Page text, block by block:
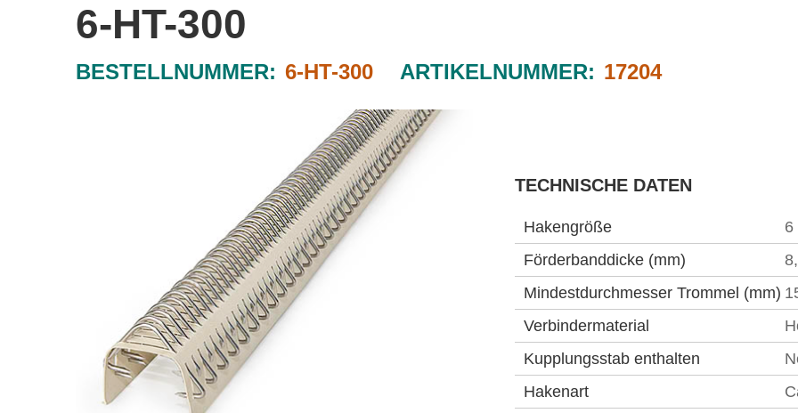
6-HT-300
BESTELLNUMMER: 6-HT-300 ARTIKELNUMMER: 17204
TECHNISCHE DATEN
Hakengröße
6
Förderbanddicke (mm)
Mindestdurchmesser Trommel (mm)
Verbindermaterial
Kupplungsstab enthalten
Hakenart